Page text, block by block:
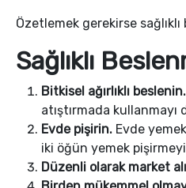
Özetlemek gerekirse
Sağlıklı
Bitkisel ağırlıklı beslenin.
atıştırmada kullanmayı
Evde pişirin. Evde
iki öğün yemek
Düzenli olarak market